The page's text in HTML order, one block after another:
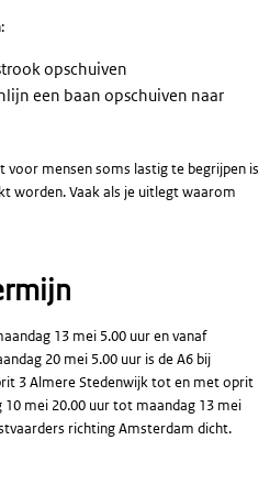
opschuiven
een baan opschuiven naar
voor mensen soms lastig te begrijpen is
worden. Vaak als je uitlegt waarom
13 mei 5.00 uur en vanaf
20 mei 5.00 uur is de A6 bij
3 Almere Stedenwijk tot en met oprit
10 mei 20.00 uur tot maandag 13 mei
richting Amsterdam dicht.